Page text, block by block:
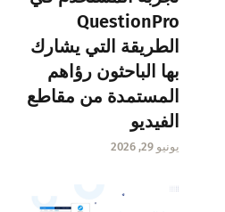
QuestionPro
الطريقة التي يشارك
بها الباحثون رؤاهم
المستمدة من مقاطع
الفيديو
يونيو 29, 2026